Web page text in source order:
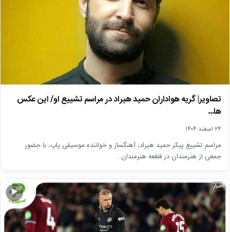
تصاویر| گریه هواداران حمید هیراد در مراسم تشییع او/ این عکس
ها…
۲۴ اسفند ۱۴۰۴
مراسم تشییع پیکر حمید هیراد، آهنگساز و خواننده موسیقی پاپ، با حضور
جمعی از هنرمندان در قطعه هنرمندان…
▶
اخبار